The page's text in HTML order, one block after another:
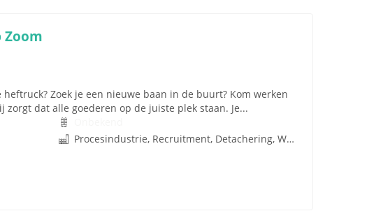
Zoek je een nieuwe baan in de buurt? Kom werken
zorgt dat alle goederen op de juiste plek staan. Je...
Procesindustrie, Recruitment, Detachering, Werving en Selectie